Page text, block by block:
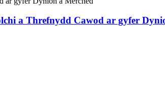
a Threfnydd Cawod ar gyfer